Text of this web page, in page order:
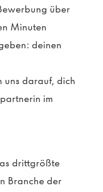
über
Minuten
deinen
uns darauf, dich
im
drittgrößte
Branche der